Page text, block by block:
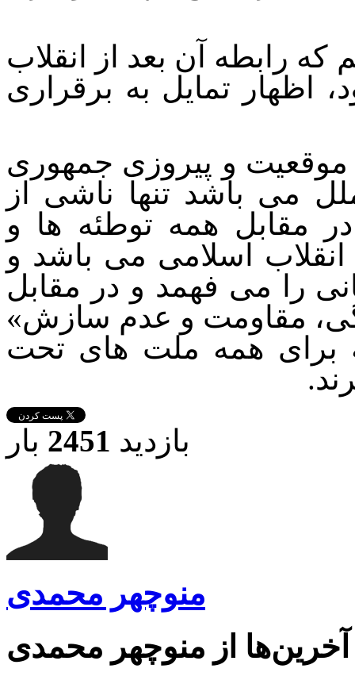
رابطه آن بعد از انقلاب
اظهار تمایل به برقراری
موقعیت و پیروزی جمهوری
می باشد تنها ناشی از
مقابل همه توطئه ها و
اسلامی می باشد و
را می فهمد و در مقابل
مقاومت و عدم سازش»
همه ملت های تحت
بازدید 2451 بار
منوچهر محمدی
آخرین‌ها از منوچهر محمدی